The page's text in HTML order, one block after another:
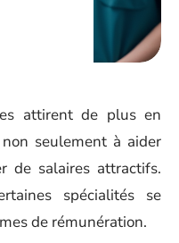
attirent de plus en
seulement à aider
de salaires attractifs.
spécialités se
de rémunération.